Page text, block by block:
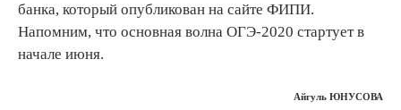
банка, который опубликован на сайте ФИПИ.
Напомним, что основная волна ОГЭ-2020 стартует в
начале июня.
Айгуль ЮНУСОВА